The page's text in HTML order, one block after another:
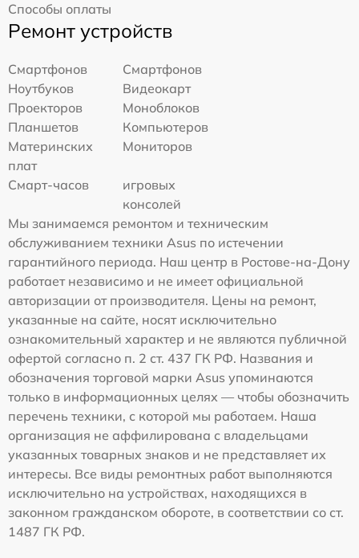
Способы оплаты
Ремонт устройств
Смартфонов
Смартфонов
Ноутбуков
Видеокарт
Проекторов
Моноблоков
Планшетов
Компьютеров
Материнских
плат
Мониторов
Смарт-часов
игровых
консолей
Мы занимаемся ремонтом и техническим
обслуживанием техники Asus по истечении
гарантийного периода. Наш центр в Ростове-на-Дону
работает независимо и не имеет официальной
авторизации от производителя. Цены на ремонт,
указанные на сайте, носят исключительно
ознакомительный характер и не являются публичной
офертой согласно п. 2 ст. 437 ГК РФ. Названия и
обозначения торговой марки Asus упоминаются
только в информационных целях — чтобы обозначить
перечень техники, с которой мы работаем. Наша
организация не аффилирована с владельцами
указанных товарных знаков и не представляет их
интересы. Все виды ремонтных работ выполняются
исключительно на устройствах, находящихся в
законном гражданском обороте, в соответствии со ст.
1487 ГК РФ.